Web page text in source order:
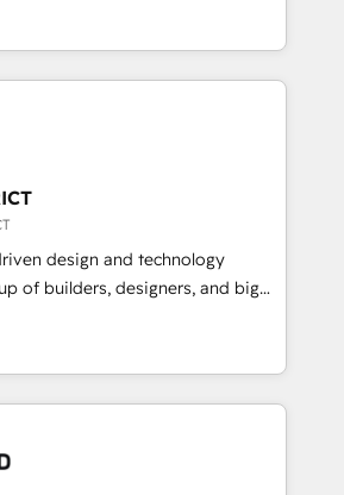
• Top 3 Partner of the Year
2024, 2025. • Partner of the Year
Cebra’s experts help you grow
with impact.
設計します。 💡 100inc は何
を共通基盤に、AIエージェン
フロント業務（マーケティング・営
ーです。事業部・グループ会社・部
、データと業務プロセスのサイロ化
全社共通基盤に再構築します。意
場担当者に並走します。 1️⃣
支援 顧客データの一元化から、
自動化まで。全Hub統合運用、デー
行する組織への移行を設計・実装。
伴走支援 複数部門をまたぐDX×AI変
design and technology
of builders, designers, and big
strategy, design, and
fueled by curiosity—to turn
and challenges into meaningful
technology is more than just
That’s why we lean